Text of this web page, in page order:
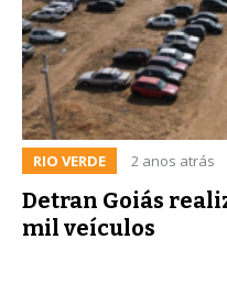
RIO VERDE 2 anos atrás
Detran Goiás
mil veículos